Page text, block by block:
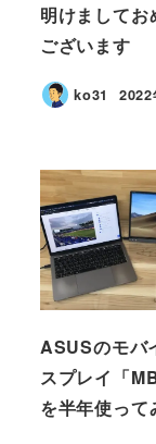
明けましてお
ございます
ko31 2022
ASUSのモバ
スプレイ「
を半年使って